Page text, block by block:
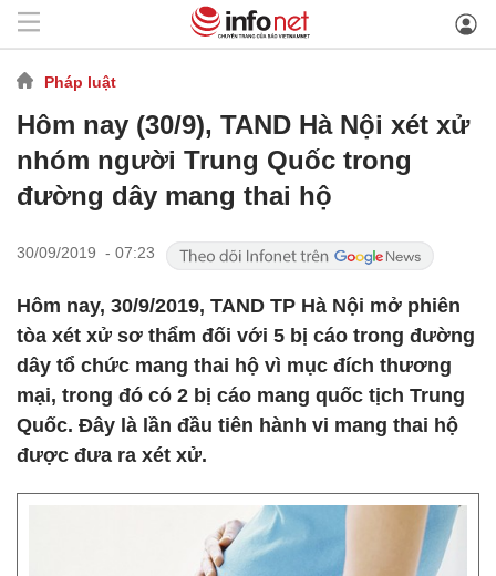
Pháp luật
Hôm nay (30/9), TAND Hà Nội xét xử
nhóm người Trung Quốc trong
đường dây mang thai hộ
30/09/2019 - 07:23
Hôm nay, 30/9/2019, TAND TP Hà Nội mở phiên
tòa xét xử sơ thẩm đối với 5 bị cáo trong đường
dây tổ chức mang thai hộ vì mục đích thương
mại, trong đó có 2 bị cáo mang quốc tịch Trung
Quốc. Đây là lần đầu tiên hành vi mang thai hộ
được đưa ra xét xử.